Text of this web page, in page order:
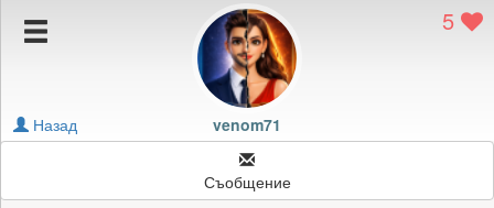
Подаръците на venom71
Картичките на venom71
Блокирай venom71
5
venom71
Назад
Съобщение